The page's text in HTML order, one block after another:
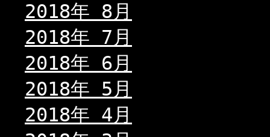
2018年 8月
2018年 7月
2018年 6月
2018年 5月
2018年 4月